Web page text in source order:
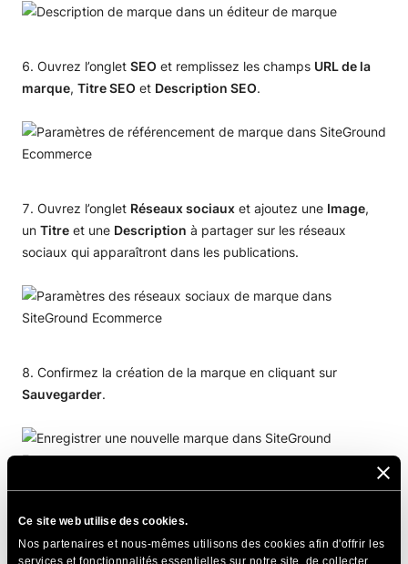
Ce site web utilise des cookies.
Nos partenaires et nous-mêmes utilisons des cookies afin d'offrir les
services et fonctionnalités essentielles sur notre site, de collecter
Ouvrez l’onglet SEO et remplissez les champs URL de la
marque, Titre SEO et Description SEO.
Ouvrez l’onglet Réseaux sociaux et ajoutez une Image,
un Titre et une Description à partager sur les réseaux
sociaux qui apparaîtront dans les publications.
Confirmez la création de la marque en cliquant sur
Sauvegarder.
Comment créer une marque à